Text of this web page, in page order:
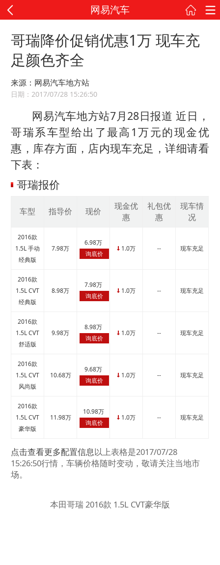
网易汽车
哥瑞降价促销优惠1万 现车充
足颜色齐全
来源：网易汽车地方站
日期：2017/07/28 15:26:50
网易汽车地方站7月28日报道 近日，
哥瑞系车型给出了最高1万元的现金优
惠，库存方面，店内现车充足，详细请看
下表：
哥瑞报价
车型 指导价 现价
现金优
惠
礼包优
惠
现车情
况
2016款
1.5L 手动
经典版
7.98万
6.98万
询底价
↓ 1.0万 -- 现车充足
2016款
1.5L CVT
经典版
8.98万
7.98万
询底价
↓ 1.0万 -- 现车充足
2016款
1.5L CVT
舒适版
9.98万
8.98万
询底价
↓ 1.0万 -- 现车充足
2016款
1.5L CVT
风尚版
10.68万
9.68万
询底价
↓ 1.0万 -- 现车充足
2016款
1.5L CVT
豪华版
11.98万
10.98万
询底价
↓ 1.0万 -- 现车充足
点击查看更多配置信息以上表格是2017/07/28
15:26:50行情，车辆价格随时变动，敬请关注当地市
场。
本田哥瑞 2016款 1.5L CVT豪华版